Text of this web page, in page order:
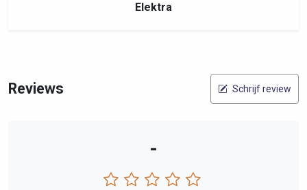
Elektra
Reviews Schrijf review
-